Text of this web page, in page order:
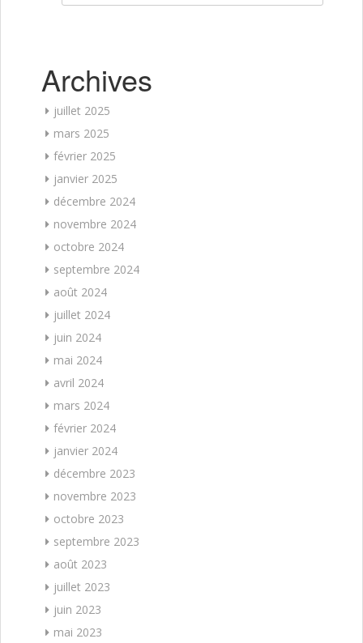
Archives
juillet 2025
mars 2025
février 2025
janvier 2025
décembre 2024
novembre 2024
octobre 2024
septembre 2024
août 2024
juillet 2024
juin 2024
mai 2024
avril 2024
mars 2024
février 2024
janvier 2024
décembre 2023
novembre 2023
octobre 2023
septembre 2023
août 2023
juillet 2023
juin 2023
mai 2023